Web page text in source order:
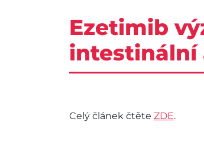
Ezetimib
intestinální
Celý článek čtěte ZDE.